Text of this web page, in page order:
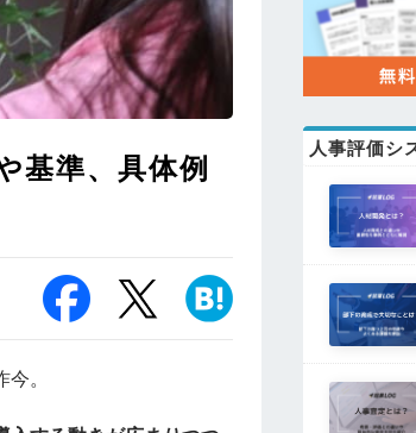
基準、具体例
。
人事評価シ